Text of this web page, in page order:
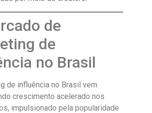
de
de
no Brasil
de influência no Brasil vem
crescimento acelerado nos
impulsionado pela popularidade